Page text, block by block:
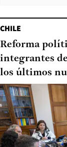
CHILE
Reforma
integrantes
los últimos